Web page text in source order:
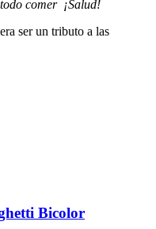
comer ¡Salud!
ser un tributo a las
Bicolor